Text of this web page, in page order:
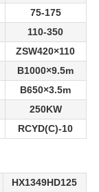
75-175
110-350
ZSW420×110
B1000×9.5m
B650×3.5m
250KW
RCYD(C)-10
HX1349HD125